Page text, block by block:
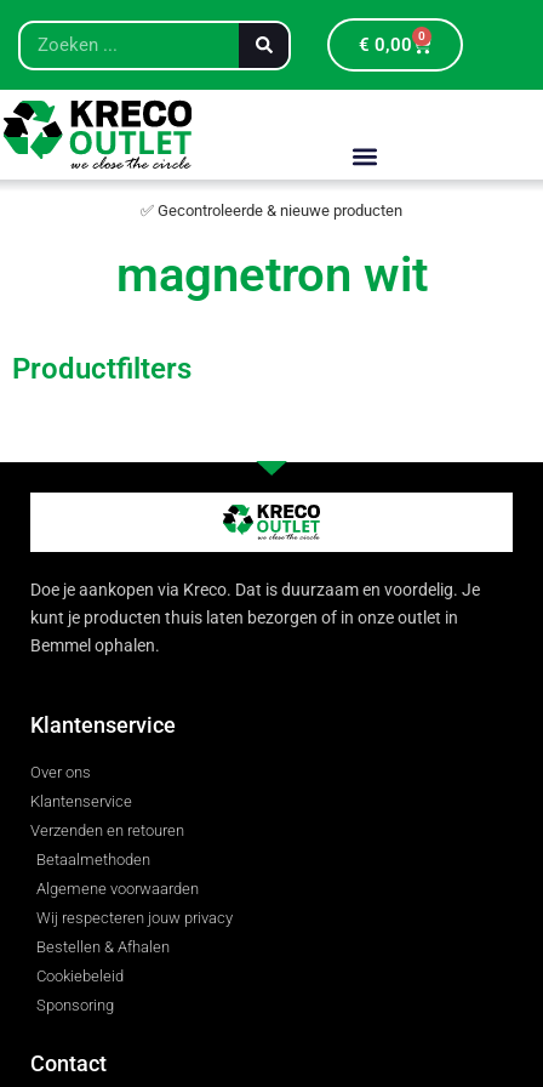
€ 0,00 0
✅ Gecontroleerde & nieuwe producten
magnetron wit
Productfilters
Doe je aankopen via Kreco. Dat is duurzaam en voordelig. Je
kunt je producten thuis laten bezorgen of in onze outlet in
Bemmel ophalen.
Klantenservice
Over ons
Klantenservice
Verzenden en retouren
Betaalmethoden
Algemene voorwaarden
Wij respecteren jouw privacy
Bestellen & Afhalen
Cookiebeleid
Sponsoring
Contact